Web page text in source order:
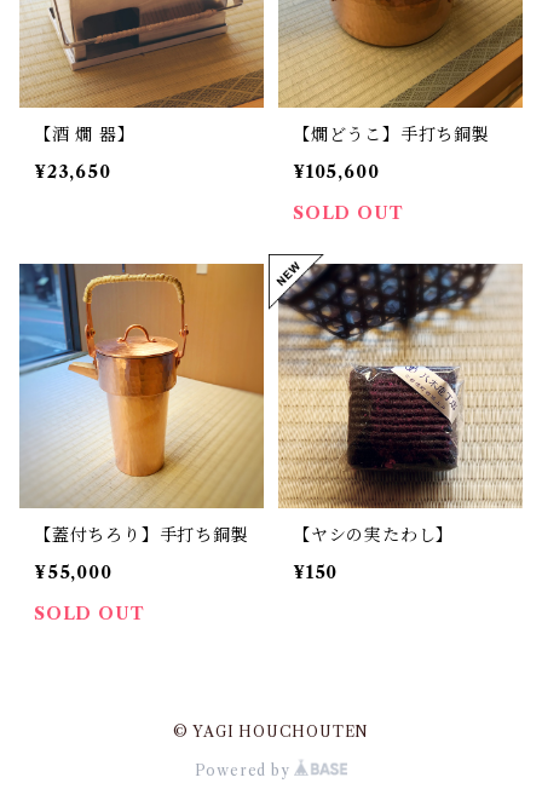
【酒 燗 器】
¥23,650
【燗どうこ】手打ち銅製
¥105,600
SOLD OUT
【蓋付ちろり】手打ち銅製
¥55,000
SOLD OUT
【ヤシの実たわし】
¥150
© YAGI HOUCHOUTEN
Powered by